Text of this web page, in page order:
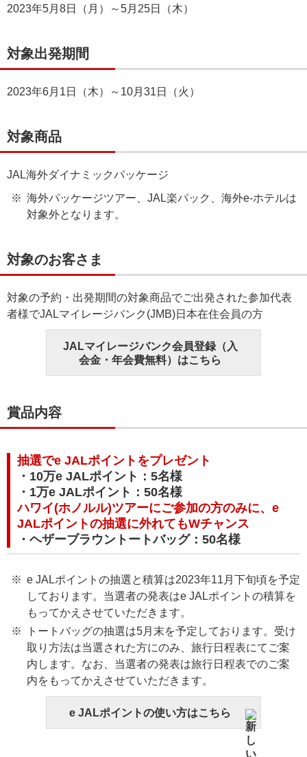
2023年5月8日（月）～5月25日（木）
対象出発期間
2023年6月1日（木）～10月31日（火）
対象商品
JAL海外ダイナミックパッケージ
海外パッケージツアー、JAL楽パック、海外e-ホテルは
対象外となります。
対象のお客さま
対象の予約・出発期間の対象商品でご出発された参加代表
者様でJALマイレージバンク(JMB)日本在住会員の方
JALマイレージバンク会員登録（入
会金・年会費無料）はこちら
賞品内容
抽選でe JALポイントをプレゼント
・10万e JALポイント：5名様
・1万e JALポイント：50名様
ハワイ(ホノルル)ツアーにご参加の方のみに、e
JALポイントの抽選に外れてもWチャンス
・ヘザーブラウントートバッグ：50名様
e JALポイントの抽選と積算は2023年11月下旬頃を予定
しております。当選者の発表はe JALポイントの積算を
もってかえさせていただきます。
トートバッグの抽選は5月末を予定しております。受け
取り方法は当選された方にのみ、旅行日程表にてご案
内します。なお、当選者の発表は旅行日程表でのご案
内をもってかえさせていただきます。
e JALポイントの使い方はこちら